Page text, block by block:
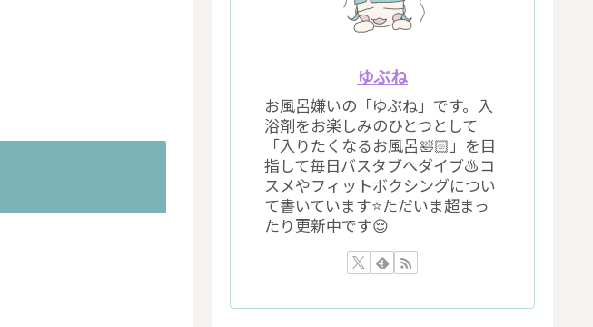
ゆぶね
お風呂嫌いの「ゆぶね」です。入
浴剤をお楽しみのひとつとして
「入りたくなるお風呂🛀🏻」を目
指して毎日バスタブへダイブ♨️コ
スメやフィットボクシングについ
て書いています⭐️ただいま超まっ
たり更新中です😌